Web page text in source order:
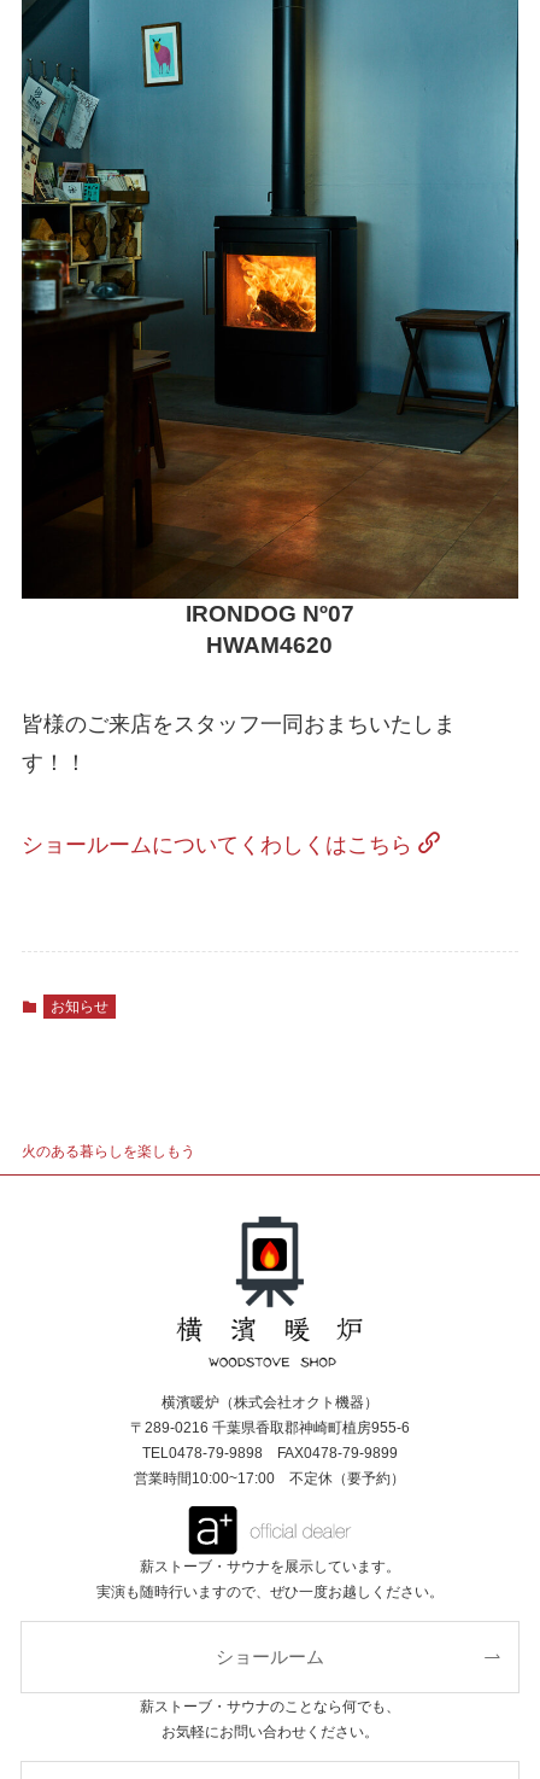
IRONDOG Nº07
HWAM4620
皆様のご来店をスタッフ一同おまちいたしま
す！！
ショールームについてくわしくはこちら
お知らせ
火のある暮らしを楽しもう
横濱暖炉（株式会社オクト機器）
〒289-0216 千葉県香取郡神崎町植房955-6
TEL0478-79-9898 FAX0478-79-9899
営業時間10:00~17:00 不定休（要予約）
薪ストーブ・サウナを展示しています。
実演も随時行いますので、ぜひ一度お越しください。
ショールーム
薪ストーブ・サウナのことなら何でも、
お気軽にお問い合わせください。